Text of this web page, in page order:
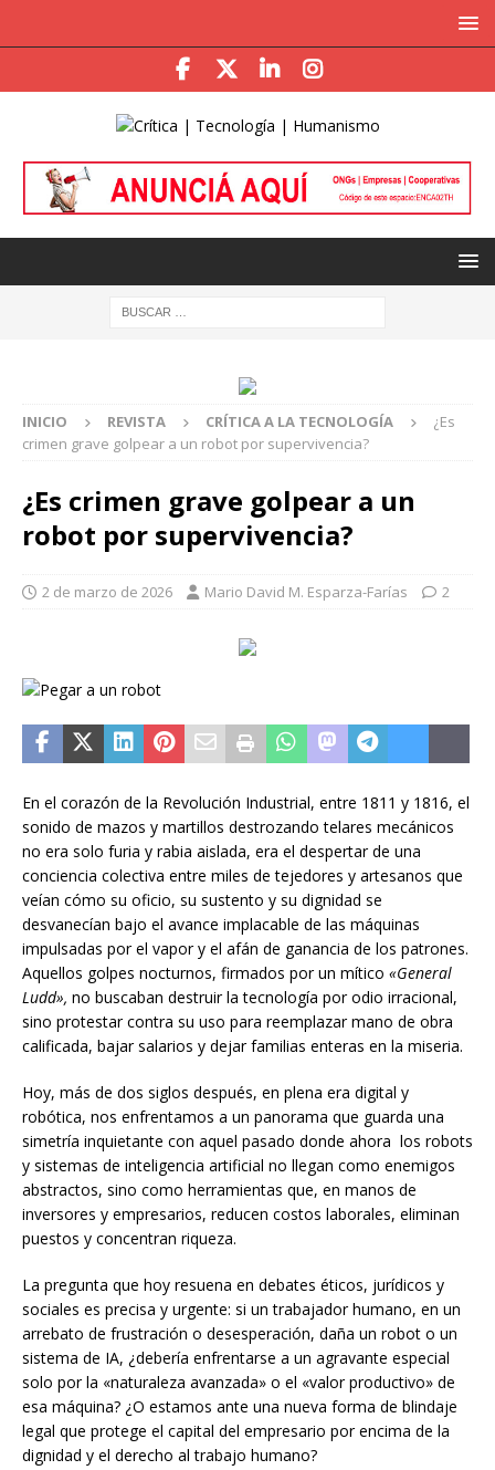
INICIO REVISTA CRÍTICA A LA TECNOLOGÍA
¿Es
crimen grave golpear a un robot por supervivencia?
¿Es crimen grave golpear a un
robot por supervivencia?
2 de marzo de 2026 Mario David M. Esparza-Farías 2
En el corazón de la Revolución Industrial, entre 1811 y 1816, el
sonido de mazos y martillos destrozando telares mecánicos
no era solo furia y rabia aislada, era el despertar de una
conciencia colectiva entre miles de tejedores y artesanos que
veían cómo su oficio, su sustento y su dignidad se
desvanecían bajo el avance implacable de las máquinas
impulsadas por el vapor y el afán de ganancia de los patrones.
Aquellos golpes nocturnos, firmados por un mítico «General
Ludd», no buscaban destruir la tecnología por odio irracional,
sino protestar contra su uso para reemplazar mano de obra
calificada, bajar salarios y dejar familias enteras en la miseria.
Hoy, más de dos siglos después, en plena era digital y
robótica, nos enfrentamos a un panorama que guarda una
simetría inquietante con aquel pasado donde ahora los robots
y sistemas de inteligencia artificial no llegan como enemigos
abstractos, sino como herramientas que, en manos de
inversores y empresarios, reducen costos laborales, eliminan
puestos y concentran riqueza.
La pregunta que hoy resuena en debates éticos, jurídicos y
sociales es precisa y urgente: si un trabajador humano, en un
arrebato de frustración o desesperación, daña un robot o un
sistema de IA, ¿debería enfrentarse a un agravante especial
solo por la «naturaleza avanzada» o el «valor productivo» de
esa máquina? ¿O estamos ante una nueva forma de blindaje
legal que protege el capital del empresario por encima de la
dignidad y el derecho al trabajo humano?